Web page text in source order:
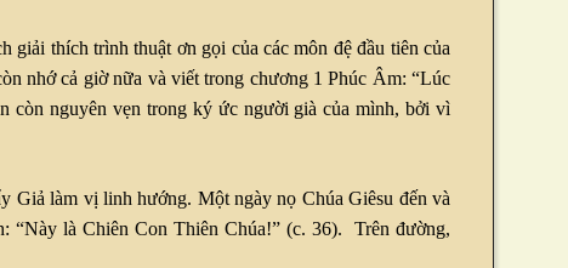
thích trình thuật ơn gọi của các môn đệ đầu tiên của
nhớ cả giờ nữa và viết trong chương 1 Phúc Âm: “Lúc
còn nguyên vẹn trong ký ức người già của mình, bởi vì
Giả làm vị linh hướng. Một ngày nọ Chúa Giêsu đến và
“Này là Chiên Con Thiên Chúa!” (c. 36). Trên đường,